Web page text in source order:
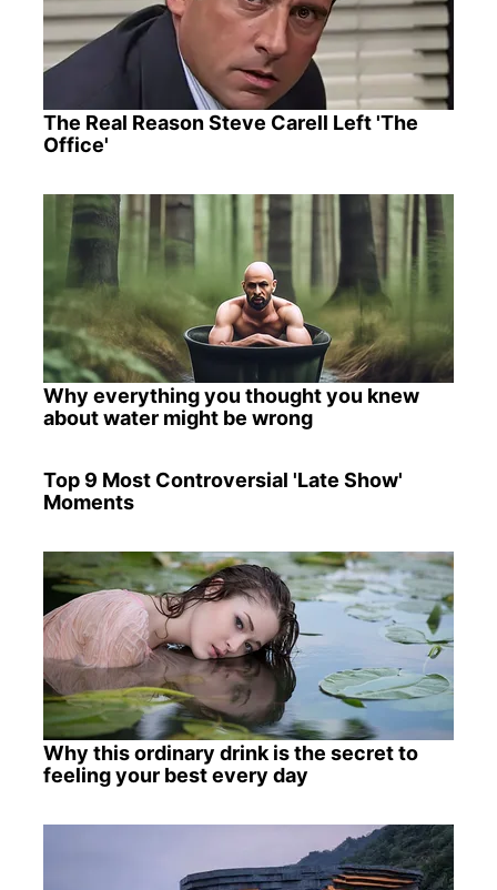
The Real Reason Steve Carell Left 'The
Office'
Why everything you thought you knew
about water might be wrong
Top 9 Most Controversial 'Late Show'
Moments
Why this ordinary drink is the secret to
feeling your best every day